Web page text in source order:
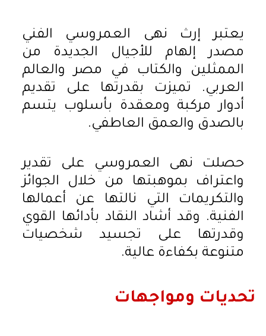
يعتبر إرث نهى العمروسي الفني
مصدر إلهام للأجيال الجديدة من
الممثلين والكتاب في مصر والعالم
العربي. تميزت بقدرتها على تقديم
أدوار مركبة ومعقدة بأسلوب يتسم
بالصدق والعمق العاطفي.
حصلت نهى العمروسي على تقدير
واعتراف بموهبتها من خلال الجوائز
والتكريمات التي نالتها عن أعمالها
الفنية. وقد أشاد النقاد بأدائها القوي
وقدرتها على تجسيد شخصيات
متنوعة بكفاءة عالية.
تحديات ومواجهات